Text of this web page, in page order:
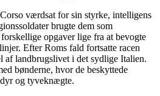
værdsat for sin styrke, intelligens
brugte dem som
opgaver lige fra at bevogte
Efter Roms fald fortsatte racen
af landbrugslivet i det sydlige Italien.
bønderne, hvor de beskyttede
og tyveknægte.